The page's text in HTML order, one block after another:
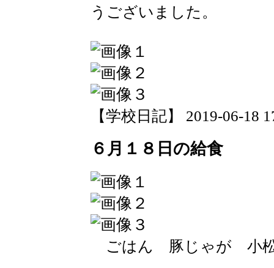
うございました。
【学校日記】 2019-06-18
６月１８日の給食
ごはん 豚じゃが 小